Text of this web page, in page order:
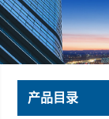
产品目录